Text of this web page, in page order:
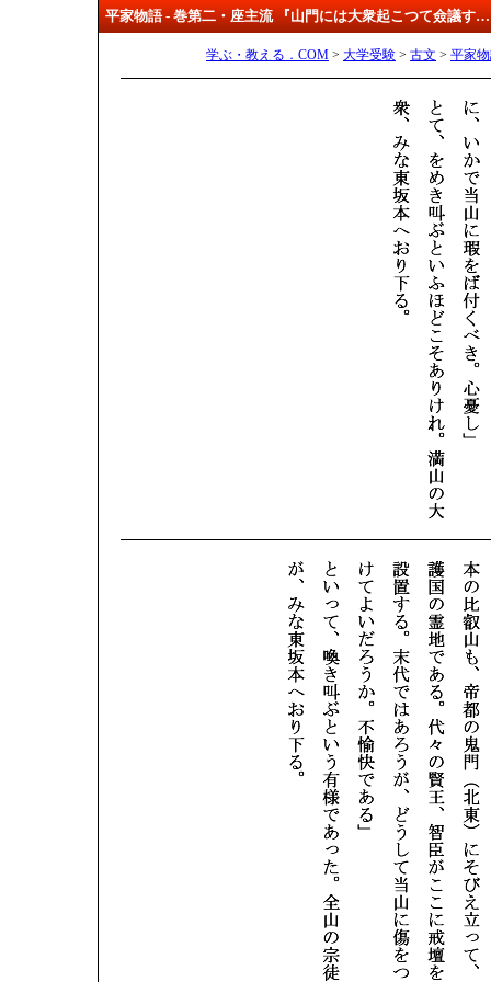
平家物語 - 巻第二・座主流 『山門には大衆起こつて僉議す
学ぶ・教える．COM > 大学受験 > 古文 > 平家